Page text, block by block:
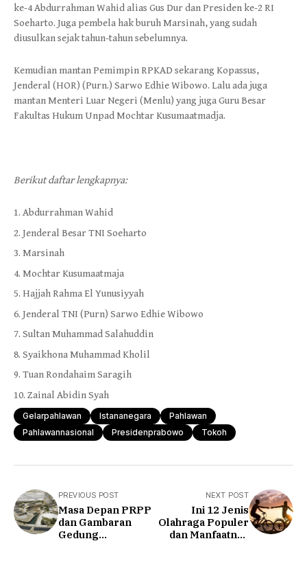
ke-4 Abdurrahman Wahid alias Gus Dur dan Presiden ke-2 RI
Soeharto. Juga pembela hak buruh Marsinah, yang sudah
diusulkan sejak tahun-tahun sebelumnya.
Kemudian mantan Pemimpin RPKAD sekarang Kopassus,
Jenderal (HOR) (Purn.) Sarwo Edhie Wibowo. Lalu ada juga
mantan Menteri Luar Negeri (Menlu) yang juga Guru Besar
Fakultas Hukum Unpad Mochtar Kusumaatmadja.
Berikut daftar lengkapnya:
Abdurrahman Wahid
Jenderal Besar TNI Soeharto
Marsinah
Mochtar Kusumaatmaja
Hajjah Rahma El Yunusiyyah
Jenderal TNI (Purn) Sarwo Edhie Wibowo
Sultan Muhammad Salahuddin
Syaikhona Muhammad Kholil
Tuan Rondahaim Saragih
Zainal Abidin Syah
Gelarpahlawan Istananegara
Pahlawan
Pahlawannasional
Presidenprabowo Tokoh
PREVIOUS POST
Masa Depan PRPP
dan Gambaran
Gedung
NEXT POST
Ini 12 Jenis
Olahraga Populer
dan Manfaatnya